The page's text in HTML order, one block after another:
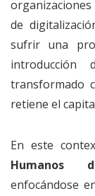
de
sufrir una
introducción
transformado
retiene el
En este
Humanos
enfocándose